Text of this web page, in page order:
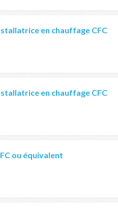
en chauffage CFC
en chauffage CFC
ou équivalent